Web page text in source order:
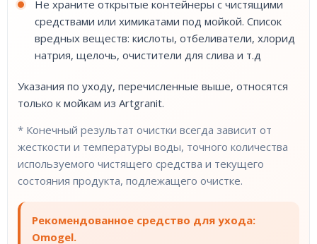
Не храните открытые контейнеры с чистящими
средствами или химикатами под мойкой. Список
вредных веществ: кислоты, отбеливатели, хлорид
натрия, щелочь, очистители для слива и т.д
Указания по уходу, перечисленные выше, относятся
только к мойкам из Artgranit.
* Конечный результат очистки всегда зависит от
жесткости и температуры воды, точного количества
используемого чистящего средства и текущего
состояния продукта, подлежащего очистке.
Рекомендованное средство для ухода:
Omogel.